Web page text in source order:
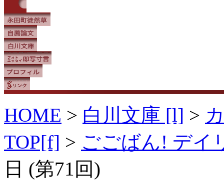
HOME > 白川文庫 [l] >
TOP[f] > ごごばん! デイ
日 (第71回)